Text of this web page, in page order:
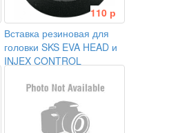
110 р
Вставка резиновая для
головки SKS EVA HEAD и
INJEX CONTROL